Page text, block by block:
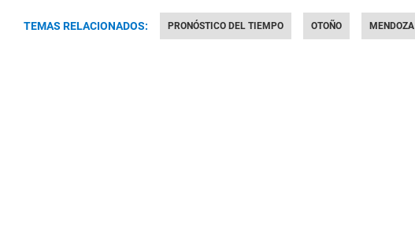
TEMAS RELACIONADOS: PRONÓSTICO DEL TIEMPO OTOÑO MENDOZA